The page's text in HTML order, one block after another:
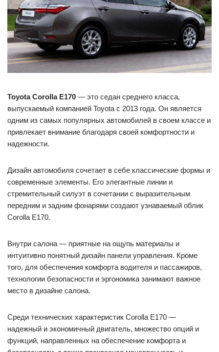
Toyota Corolla E170 — это седан среднего класса,
выпускаемый компанией Toyota с 2013 года. Он является
одним из самых популярных автомобилей в своем классе и
привлекает внимание благодаря своей комфортности и
надежности.
Дизайн автомобиля сочетает в себе классические формы и
современные элементы. Его элегантные линии и
стремительный силуэт в сочетании с выразительным
передним и задним фонарями создают узнаваемый облик
Corolla E170.
Внутри салона — приятные на ощупь материалы и
интуитивно понятный дизайн панели управления. Кроме
того, для обеспечения комфорта водителя и пассажиров,
технологии безопасности и эргономика занимают важное
место в дизайне салона.
Среди технических характеристик Corolla E170 —
надежный и экономичный двигатель, множество опций и
функций, направленных на обеспечение комфорта и